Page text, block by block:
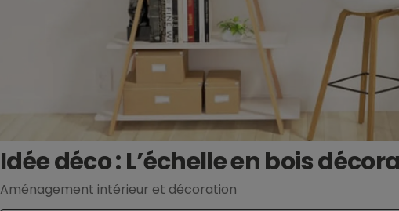
Idée déco : L’échelle en bois
Aménagement intérieur et décoration